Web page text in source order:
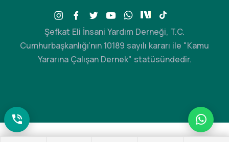
Şefkat Eli İnsani Yardım Derneği, T.C.
Cumhurbaşkanlığı’nın 10189 sayılı kararı ile "Kamu
Yararına Çalışan Dernek" statüsündedir.